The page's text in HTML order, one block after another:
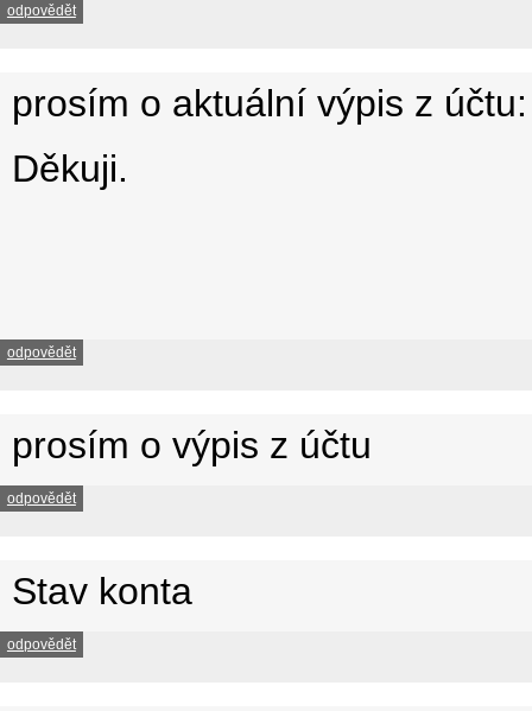
odpovědět
prosím o aktuální výpis z účtu:
Děkuji.
odpovědět
prosím o výpis z účtu
odpovědět
Stav konta
odpovědět